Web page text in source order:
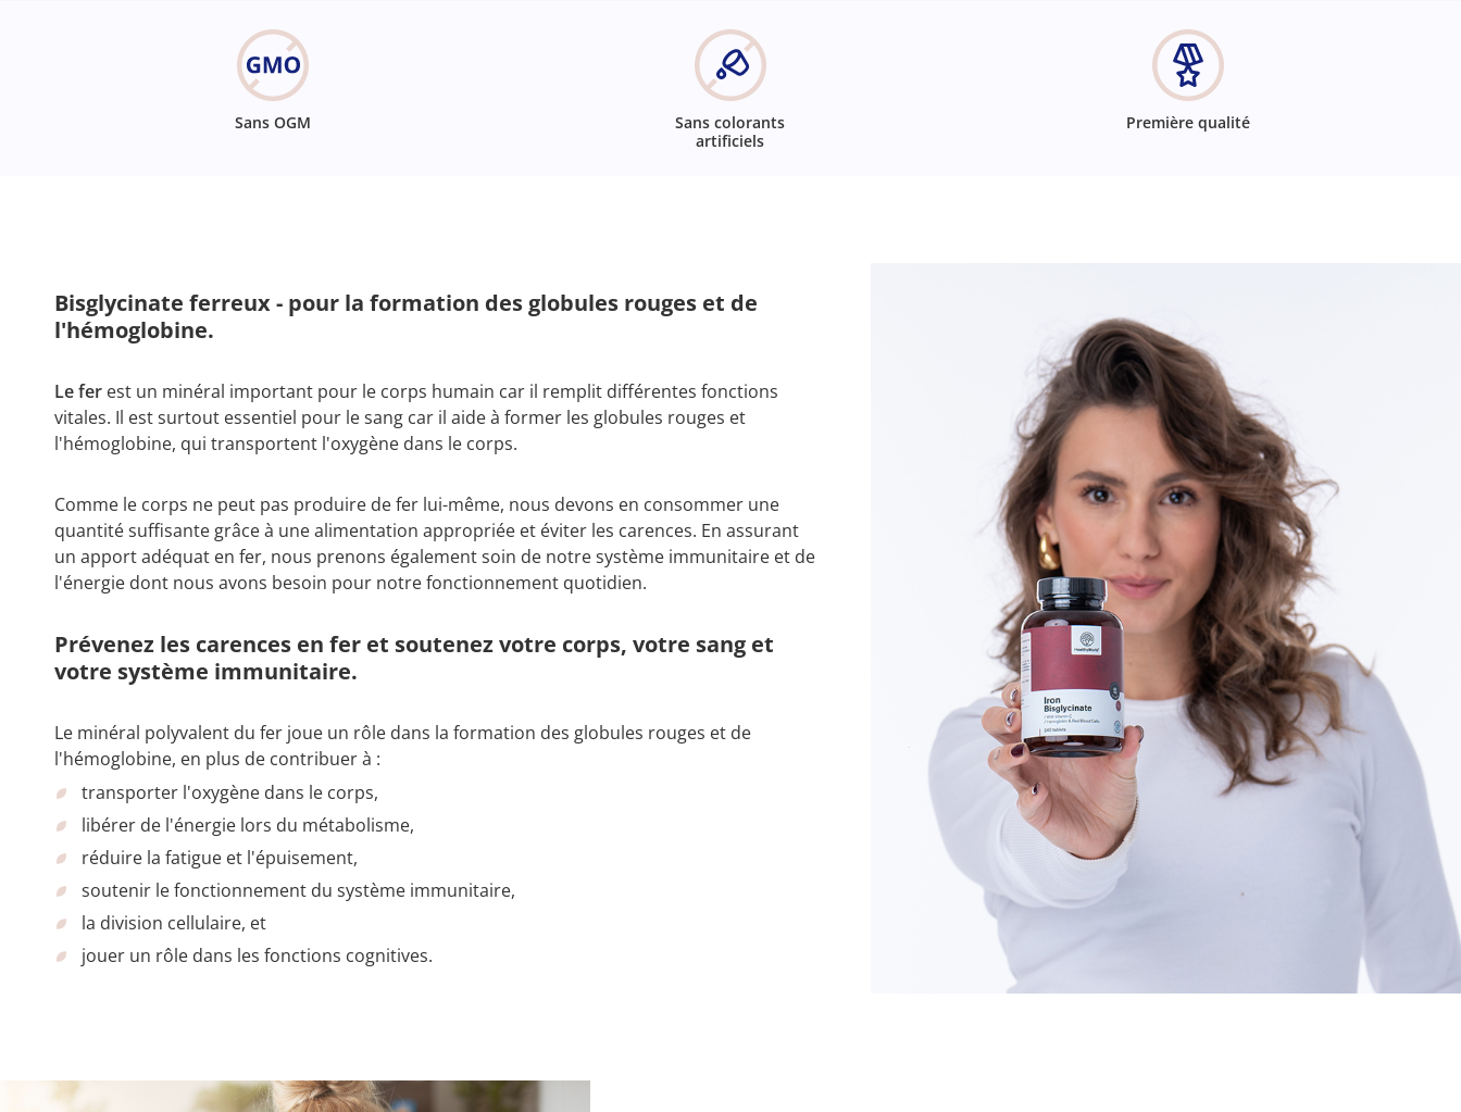
Sans OGM
Sans colorants
artificiels
Première qualité
Bisglycinate ferreux - pour la formation des globules rouges et de
l'hémoglobine.
Le fer est un minéral important pour le corps humain car il remplit différentes fonctions
vitales. Il est surtout essentiel pour le sang car il aide à former les globules rouges et
l'hémoglobine, qui transportent l'oxygène dans le corps.
Comme le corps ne peut pas produire de fer lui-même, nous devons en consommer une
quantité suffisante grâce à une alimentation appropriée et éviter les carences. En assurant
un apport adéquat en fer, nous prenons également soin de notre système immunitaire et de
l'énergie dont nous avons besoin pour notre fonctionnement quotidien.
Prévenez les carences en fer et soutenez votre corps, votre sang et
votre système immunitaire.
Le minéral polyvalent du fer joue un rôle dans la formation des globules rouges et de
l'hémoglobine, en plus de contribuer à :
transporter l'oxygène dans le corps,
libérer de l'énergie lors du métabolisme,
réduire la fatigue et l'épuisement,
soutenir le fonctionnement du système immunitaire,
la division cellulaire, et
jouer un rôle dans les fonctions cognitives.